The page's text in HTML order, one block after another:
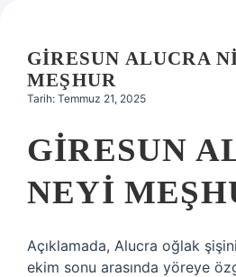
Hakkımızda
GIRESUN ALUCRA
MEŞHUR
Tarih: Temmuz 21, 2025
GIRESUN
NEYI
Açıklamada, Alucra oğlak
ekim sonu arasında yöreye